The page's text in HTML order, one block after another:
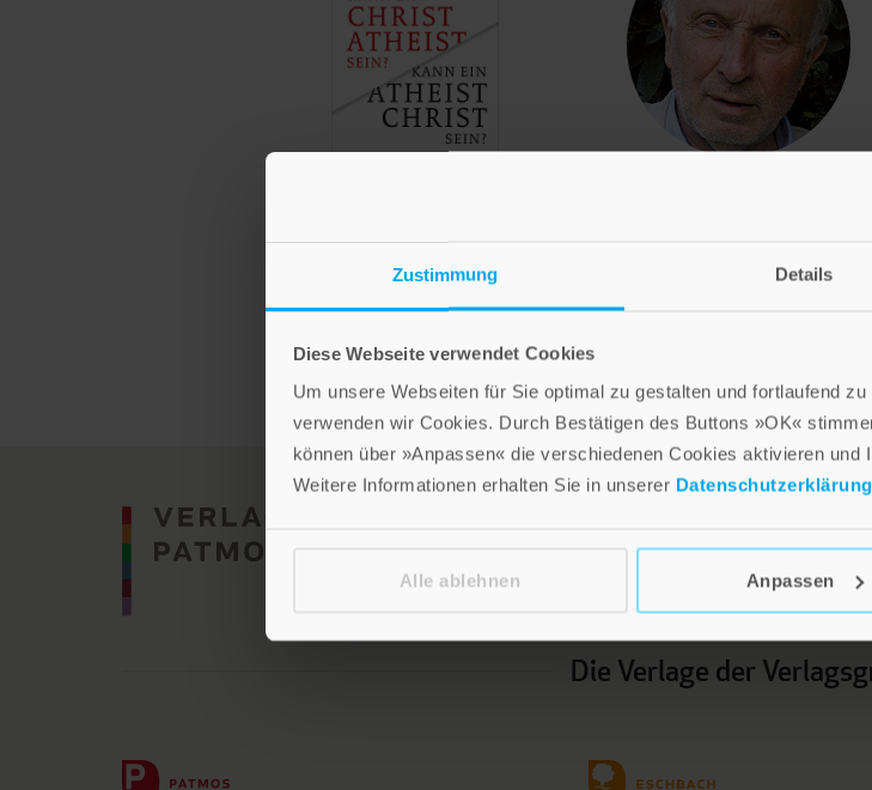
Zustimmung Details
Diese Webseite verwendet Cookies
Um unsere Webseiten für Sie optimal zu gestalten und fortlaufend
verwenden wir Cookies. Durch Bestätigen des Buttons »OK«
können über »Anpassen« die verschiedenen Cookies aktivieren und
Weitere Informationen erhalten Sie in unserer Datenschutzerklärung
Alle ablehnen Anpassen
Kann ein Atheist Christ sein?
Im Shop ansehen
Die Verlage der